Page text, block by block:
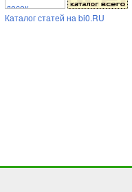
Каталог статей на bi0.RU